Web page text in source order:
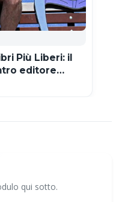
Più Liberi: il
editore
qui sotto.